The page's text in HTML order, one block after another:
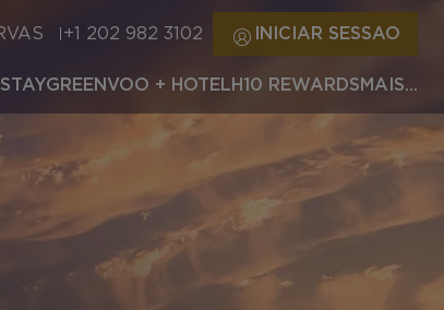
+1 202 982 3102 INICIAR SESSAO
VOO + HOTELH10 REWARDSMAIS...